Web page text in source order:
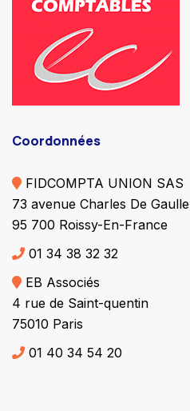
Coordonnées
FIDCOMPTA UNION SAS
73 avenue Charles De Gaulle
95 700 Roissy-En-France
01 34 38 32 32
EB Associés
4 rue de Saint-quentin
75010 Paris
01 40 34 54 20